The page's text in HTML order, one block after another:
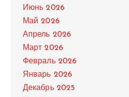
Июнь 2026
Май 2026
Апрель 2026
Март 2026
Февраль 2026
Январь 2026
Декабрь 2025